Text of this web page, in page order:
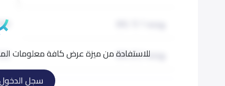
للاستفادة من ميزة عرض كافة معلومات
سجل
روضة 2 (KG 2)